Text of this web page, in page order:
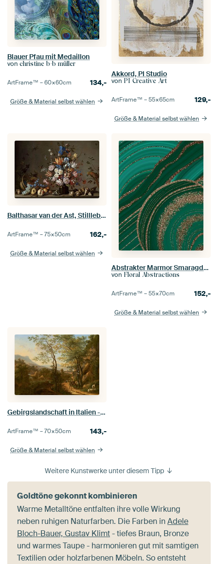
Blauer Pfau mit Medaillon
von christine b-b müller
ArtFrame™ –60×60cm 134,-
Größe & Material selbst wählen
Akkord, PI Studio
von PI Creative Art
ArtFrame™ –55×65cm 129,-
Größe & Material selbst wählen
Balthasar van der Ast, Stillleben mit Obstkorb, eine Vase mit Blumen und Muscheln
ArtFrame™ –75×50cm 162,-
Größe & Material selbst wählen
Abstrakter Marmor Smaragdgrün Gold Achat Deko Chic
von Floral Abstractions
ArtFrame™ –55×70cm 152,-
Größe & Material selbst wählen
Gebirgslandschaft in Italien - Heusch
ArtFrame™ –70×50cm 143,-
Größe & Material selbst wählen
Weitere Kunstwerke unter diesem Tipp
Goldtöne gekonnt kombinieren
Warme Metalltöne entfalten ihre volle Wirkung
neben ruhigen Naturfarben. Die Farben inAdele
Bloch-Bauer, Gustav Klimt- tiefes Braun, Bronze
und warmes Taupe - harmonieren gut mit samtigen
Textilien oder holzfarbenen Möbeln. So entsteht